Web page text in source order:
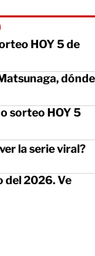
HOY 5 de
dónde
sorteo HOY 5
la serie viral?
del 2026. Ve